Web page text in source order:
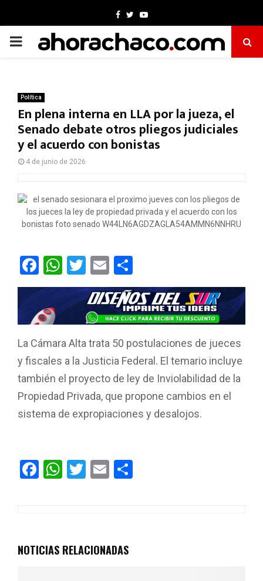
Facebook
TwitterYoutube
PRIMARY
Política
En plena interna en LLA por la jueza, el
Senado debate otros pliegos judiciales
y el acuerdo con bonistas
4 de junio de 2026
F
a
ce
b
o
o
k
W
h
at
s
A
p
p
T
wi
tt
er
E
m
ail
o
m
p
ar
tir
La Cámara Alta trata 50 postulaciones de jueces
y fiscales a la Justicia Federal. El temario incluye
también el proyecto de ley de Inviolabilidad de la
Propiedad Privada, que propone cambios en el
sistema de expropiaciones y desalojos.
F
o
W
A
T
E
NOTICIAS RELACIONADAS